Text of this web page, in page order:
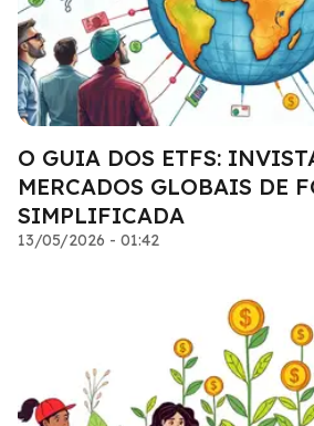
O GUIA DOS ETFS:
MERCADOS GLOBAIS DE
SIMPLIFICADA
13/05/2026 - 01:42